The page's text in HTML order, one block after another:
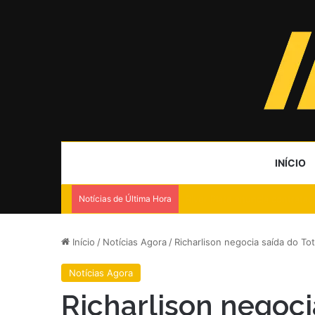
INÍCIO
Notícias de Última Hora
Início / Notícias Agora / Richarlison negocia saída do
Notícias Agora
Richarlison